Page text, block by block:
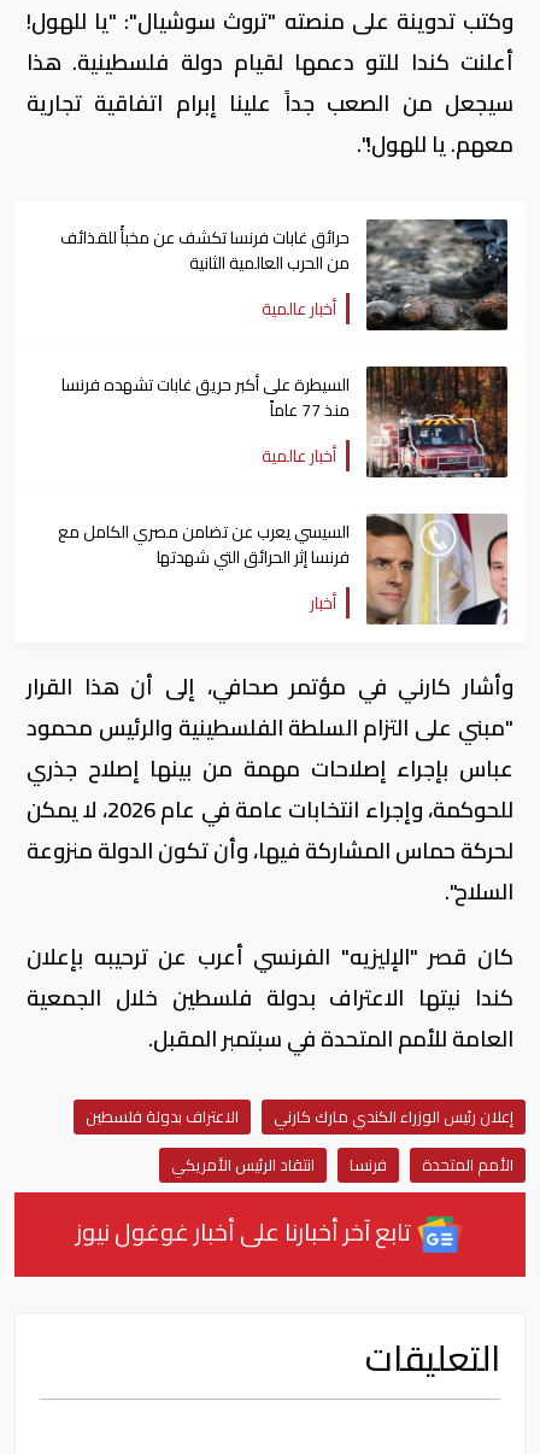
وكتب تدوينة على منصته "تروث سوشيال": "يا للهول!
أعلنت كندا للتو دعمها لقيام دولة فلسطينية. هذا
سيجعل من الصعب جداً علينا إبرام اتفاقية تجارية
معهم. يا للهول!".
حرائق غابات فرنسا تكشف عن مخبأً للقذائف
من الحرب العالمية الثانية
أخبار عالمية
السيطرة على أكبر حريق غابات تشهده فرنسا
منذ 77 عاماً
أخبار عالمية
السيسي يعرب عن تضامن مصري الكامل مع
فرنسا إثر الحرائق التي شهدتها
أخبار
وأشار كارني في مؤتمر صحافي، إلى أن هذا القرار
"مبني على التزام السلطة الفلسطينية والرئيس محمود
عباس بإجراء إصلاحات مهمة من بينها إصلاح جذري
للحوكمة، وإجراء انتخابات عامة في عام 2026، لا يمكن
لحركة حماس المشاركة فيها، وأن تكون الدولة منزوعة
السلاح".
كان قصر "الإليزيه" الفرنسي أعرب عن ترحيبه بإعلان
كندا نيتها الاعتراف بدولة فلسطين خلال الجمعية
العامة للأمم المتحدة في سبتمبر المقبل.
إعلان رئيس الوزراء الكندي مارك كارني
الاعتراف بدولة فلسطين
الأمم المتحدة
فرنسا انتقاد الرئيس الأمريكي
تابع آخر أخبارنا على أخبار غوغول نيوز
التعليقات